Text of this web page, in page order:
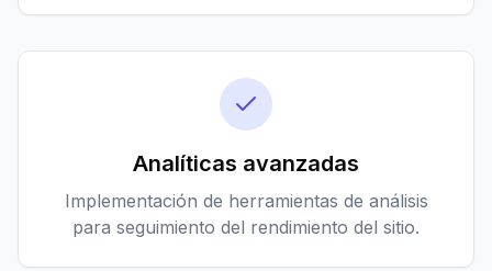
Analíticas avanzadas
Implementación de herramientas de análisis
para seguimiento del rendimiento del sitio.